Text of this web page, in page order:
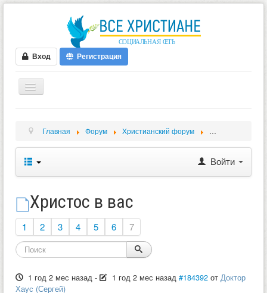
Вход Регистрация
ФОРУМ
ВИДЕО
БЛОГИ
МУЗЫКА
БИБЛИЯ
ОПРОСЫ
НОВОСТИ
Главная Форум Христианский форум Обсуждение
Войти
Христос в вас
1 2 3 4 5 6 7
1 год 2 мес назад - 1 год 2 мес назад #184392 от Доктор
Хаус (Сергей)